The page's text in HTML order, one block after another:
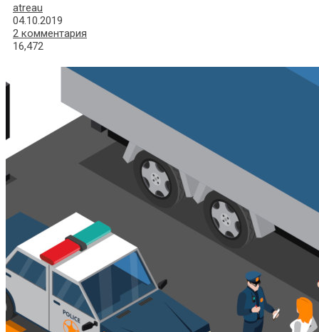
atreau
04.10.2019
2 комментария
16,472